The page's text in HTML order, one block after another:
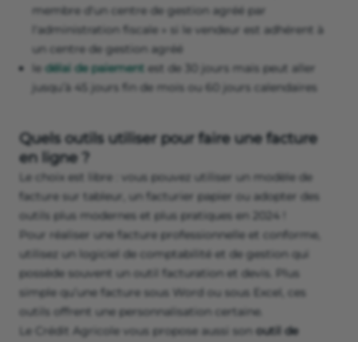
membre d'un centre de gestion agréé par
l'administration fiscale » si le vendeur est adhérent à
un centre de gestion agréé
le délai de paiement est de 30 jours mais peut aller
jusqu’à 45 jours fin de mois ou 60 jours calendaires
Quels outils utiliser pour faire une facture
en ligne ?
Le choix est libre : vous pouvez utiliser un modèle de
facture sur tableur, un facturier papier ou adopter des
outils plus modernes et plus pratiques en 2024 !
Pour réaliser une facture professionnelle et conforme,
utilisez un logiciel de comptabilité et de gestion qui
possède souvent un outil facturation et devis. Plus
simple qu’une facture sous Word ou sous Excel, ces
outils offrent une personnalisation certaine.
Le Crédit Agricole vous propose aussi son outil de